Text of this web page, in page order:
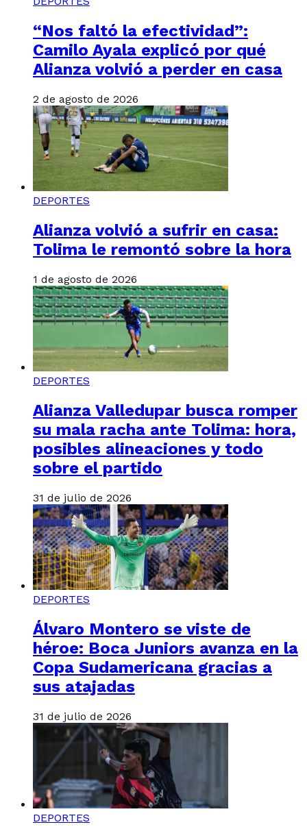
“Nos faltó la efectividad”:
Camilo Ayala explicó por qué
Alianza volvió a perder en casa
2 de agosto de 2026
DEPORTES
Alianza volvió a sufrir en casa:
Tolima le remontó sobre la hora
1 de agosto de 2026
DEPORTES
Alianza Valledupar busca romper
su mala racha ante Tolima: hora,
posibles alineaciones y todo
sobre el partido
31 de julio de 2026
DEPORTES
Álvaro Montero se viste de
héroe: Boca Juniors avanza en la
Copa Sudamericana gracias a
sus atajadas
31 de julio de 2026
DEPORTES